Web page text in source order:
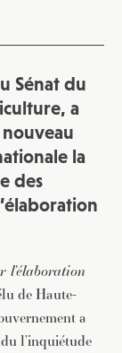
Sénat du
a
la
des
l’élaboration
de Haute-
a
l’inquiétude